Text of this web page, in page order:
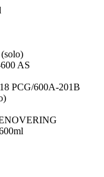
AS
PCG/600A-201B